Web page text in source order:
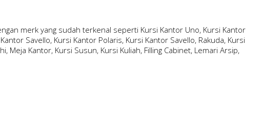
merk yang sudah terkenal seperti Kursi Kantor Uno, Kursi Kantor
Savello, Kursi Kantor Polaris, Kursi Kantor Savello, Rakuda, Kursi
Kantor, Kursi Susun, Kursi Kuliah, Filling Cabinet, Lemari Arsip,